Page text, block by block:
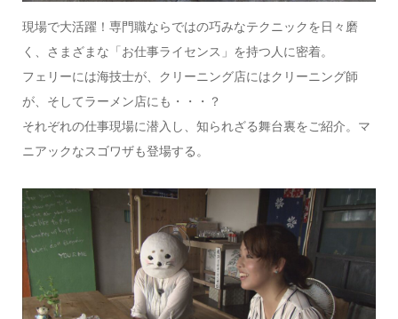
現場で大活躍！専門職ならではの巧みなテクニックを日々磨
く、さまざまな「お仕事ライセンス」を持つ人に密着。
フェリーには海技士が、クリーニング店にはクリーニング師
が、そしてラーメン店にも・・・？
それぞれの仕事現場に潜入し、知られざる舞台裏をご紹介。マ
ニアックなスゴワザも登場する。